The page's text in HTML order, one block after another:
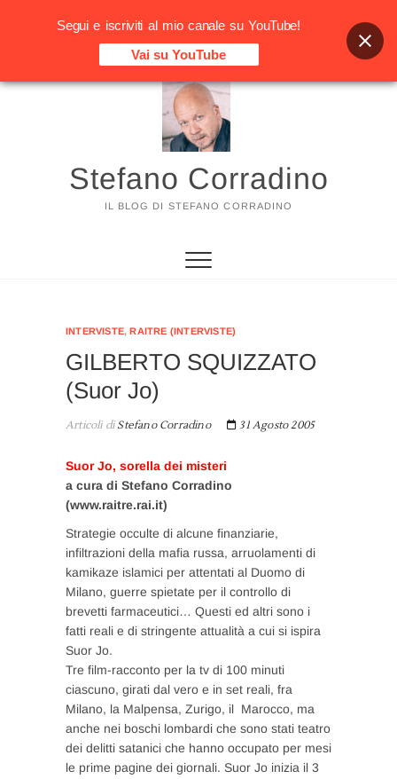
Vai
Stefano Corradino
IL BLOG DI STEFANO CORRADINO
INTERVISTE,RAITRE (INTERVISTE)
GILBERTO SQUIZZATO
(Suor Jo)
Articoli diStefano Corradino 31 Agosto 2005
Suor Jo, sorella dei misteri
a cura di Stefano Corradino
(www.raitre.rai.it)
Strategie occulte di alcune finanziarie,
infiltrazioni della mafia russa, arruolamenti di
kamikaze islamici per attentati al Duomo di
Milano, guerre spietate per il controllo di
brevetti farmaceutici… Questi ed altri sono i
fatti reali e di stringente attualità a cui si ispira
Suor Jo.
Tre film-racconto per la tv di 100 minuti
ciascuno, girati dal vero e in set reali, fra
Milano, la Malpensa, Zurigo, il Marocco, ma
anche nei boschi lombardi che sono stati teatro
dei delitti satanici che hanno occupato per mesi
le prime pagine dei giornali. Suor Jo inizia il 3
Segui e iscriviti al mio canale su YouTube!
Vai su YouTube